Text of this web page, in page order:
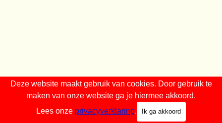
Deze website maakt gebruik van cookies. Door gebruik te
maken van onze website ga je hiermee akkoord.
Lees onze privacyverklaring. Ik ga akkoord